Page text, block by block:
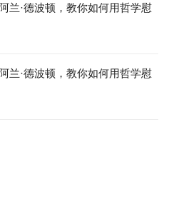
兰·德波顿，教你如何用哲学慰
兰·德波顿，教你如何用哲学慰